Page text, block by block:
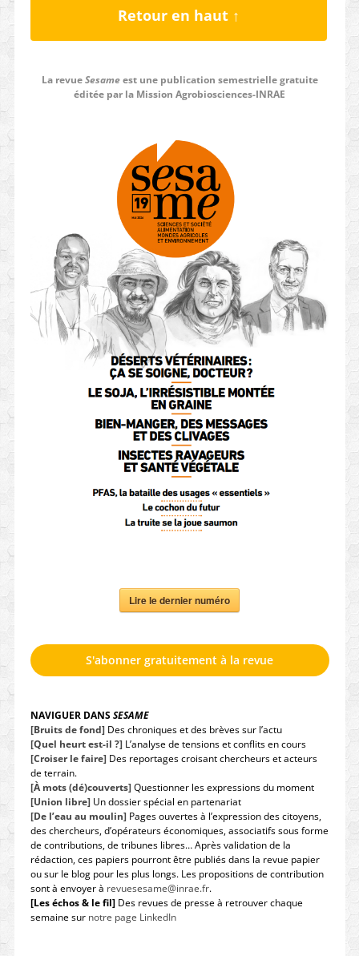
Retour en haut ↑
La revueSesameest une publication semestrielle gratuite
éditée par la Mission Agrobiosciences-INRAE
Lire le dernier numéro
S'abonner gratuitement à la revue
NAVIGUER DANSSESAME
[Bruits de fond]Des chroniques et des brèves sur l’actu
[Quel heurt est-il ?]L’analyse de tensions et conflits en cours
[Croiser le faire]Des reportages croisant chercheurs et acteurs
de terrain.
[À mots (dé)couverts]Questionner les expressions du moment
[Union libre]Un dossier spécial en partenariat
[De l’eau au moulin]Pages ouvertes à l’expression des citoyens,
des chercheurs, d’opérateurs économiques, associatifs sous forme
de contributions, de tribunes libres… Après validation de la
rédaction, ces papiers pourront être publiés dans la revue papier
ou sur le blog pour les plus longs. Les propositions de contribution
sont à envoyer à revuesesame@inrae.fr.
[Les échos & le fil]Des revues de presse à retrouver chaque
semaine sur notre page LinkedIn